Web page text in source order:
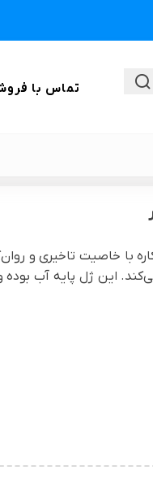
تماس با
شیت
85 میلی‌لیتر محصولی دوکاره با
این ژل پایه آب بوده